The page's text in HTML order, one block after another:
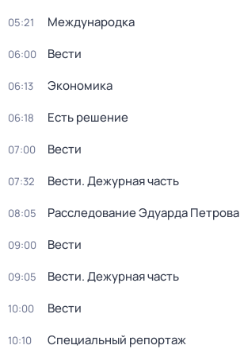
05:21 Международка
06:00 Вести
06:13 Экономика
06:18 Есть решение
07:00 Вести
07:32 Вести. Дежурная часть
08:05 Расследование Эдуарда Петрова
09:00 Вести
09:05 Вести. Дежурная часть
10:00 Вести
10:10 Специальный репортаж